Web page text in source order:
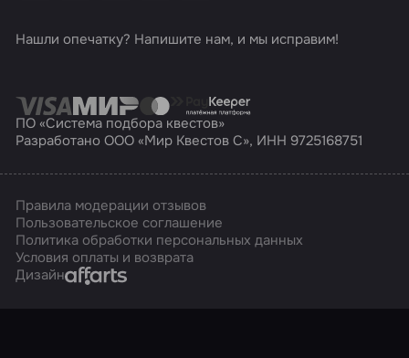
Нашли опечатку? Напишите нам, и мы исправим!
ПО «Система подбора квестов»
Разработано ООО «Мир Квестов С», ИНН 9725168751
Правила модерации отзывов
Пользовательское соглашение
Политика обработки персональных данных
Условия оплаты и возврата
ДизайнAffarts